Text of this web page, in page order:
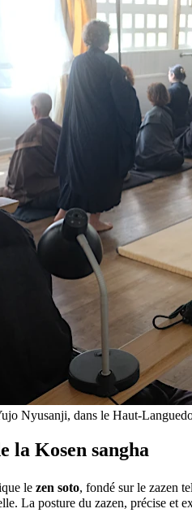
Nyusanji, dans le Haut-
la Kosen sangha
le zen soto, fondé sur le zazen
La posture du zazen, précise et